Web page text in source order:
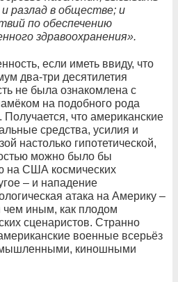
разлад в обществе; и
по обеспечению
здравоохранения».
если иметь ввиду, что
два-три десятилетия
не была ознакомлена с
на подобного рода
что американские
средства, усилия и
настолько гипотетической,
можно было бы
на США космических
– и нападение
атака на Америку –
чем иным, как плодом
сценаристов. Странно
военные всерьёз
киношными